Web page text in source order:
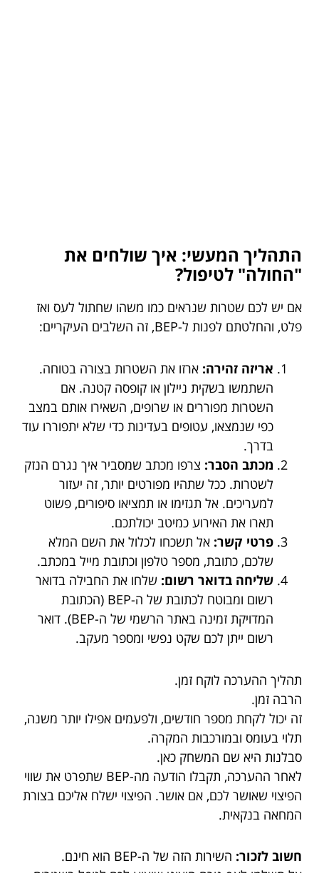
התהליך המעשי: איך שולחים את
"החולה" לטיפול?
אם יש לכם שטרות שנראים כמו משהו שחתול לעס ואז
פלט, והחלטתם לפנות ל-BEP, זה השלבים העיקריים:
אריזה זהירה: ארזו את השטרות בצורה בטוחה.
השתמשו בשקית ניילון או קופסה קטנה. אם
השטרות מפוררים או שרופים, השאירו אותם במצב
כפי שנמצאו, עטופים בעדינות כדי שלא יתפוררו עוד
בדרך.
מכתב הסבר: צרפו מכתב שמסביר איך נגרם הנזק
לשטרות. ככל שתהיו מפורטים יותר, זה יעזור
למעריכים. אל תגזימו או תמציאו סיפורים, פשוט
תארו את האירוע כמיטב יכולתכם.
פרטי קשר: אל תשכחו לכלול את השם המלא
שלכם, כתובת, מספר טלפון וכתובת מייל במכתב.
שליחה בדואר רשום: שלחו את החבילה בדואר
רשום ומבוטח לכתובת של ה-BEP (הכתובת
המדויקת זמינה באתר הרשמי של ה-BEP). דואר
רשום ייתן לכם שקט נפשי ומספר מעקב.
תהליך ההערכה לוקח זמן.
הרבה זמן.
זה יכול לקחת מספר חודשים, ולפעמים אפילו יותר משנה,
תלוי בעומס ובמורכבות המקרה.
סבלנות היא שם המשחק כאן.
לאחר ההערכה, תקבלו הודעה מה-BEP שתפרט את שווי
הפיצוי שאושר לכם, אם אושר. הפיצוי ישלח אליכם בצורת
המחאה בנקאית.
חשוב לזכור: השירות הזה של ה-BEP הוא חינם.